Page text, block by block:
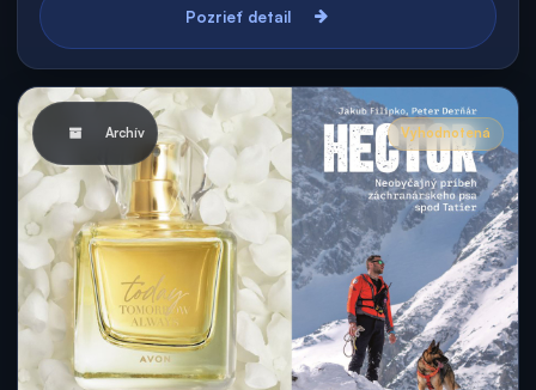
Pozrieť detail
Archív Vyhodnotená